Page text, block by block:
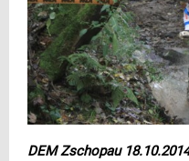
DEM Zschopau 18.10.2014